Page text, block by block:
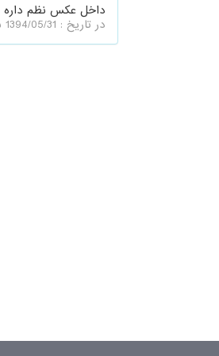
داخل عکس نظم داره
در تاریخ : 1394/05/31 ساعت 09:03